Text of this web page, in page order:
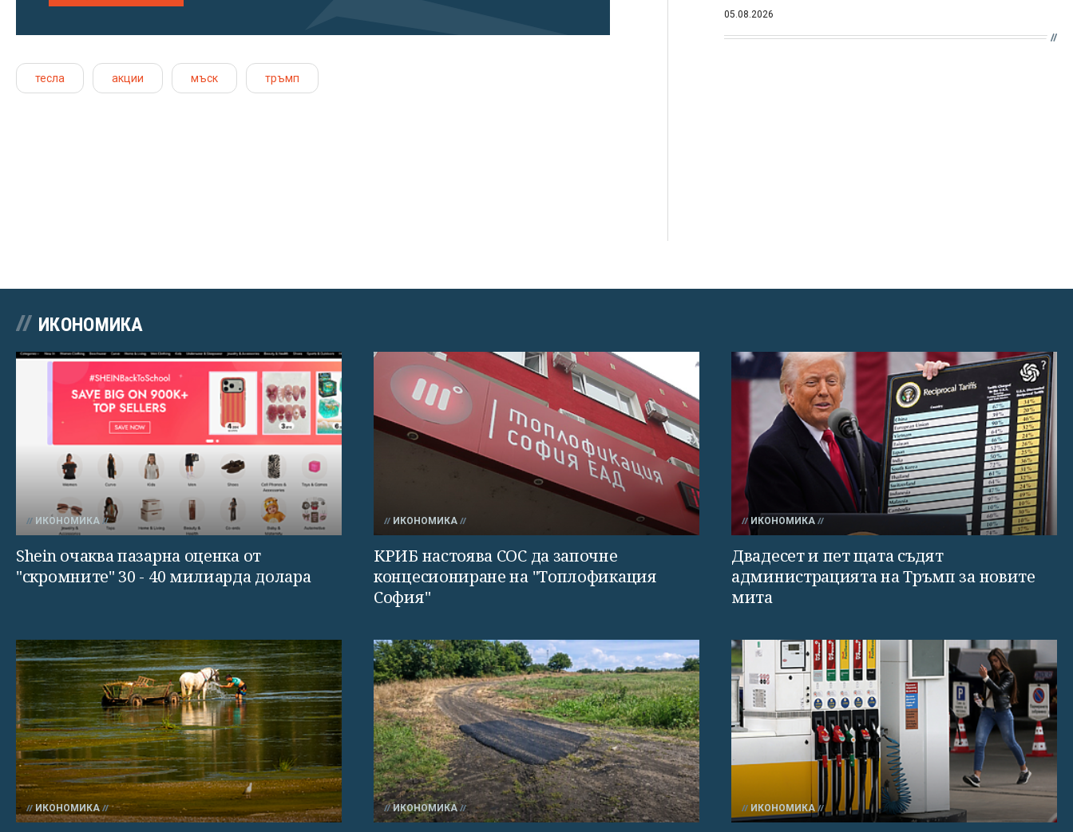
тесла акции мъск тръмп
05.08.2026
ИКОНОМИКА
ИКОНОМИКА
Shein очаква пазарна оценка от
"скромните" 30 - 40 милиарда долара
ИКОНОМИКА
КРИБ настоява СОС да започне
концесиониране на "Топлофикация
София"
ИКОНОМИКА
Двадесет и пет щата съдят
администрацията на Тръмп за новите
мита
ИКОНОМИКА ИКОНОМИКА ИКОНОМИКА